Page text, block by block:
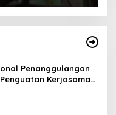
Penanggulangan
Kerjasama
Nahdlatul Ulama